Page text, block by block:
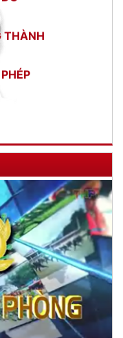
KHÉO
Minh
1948.